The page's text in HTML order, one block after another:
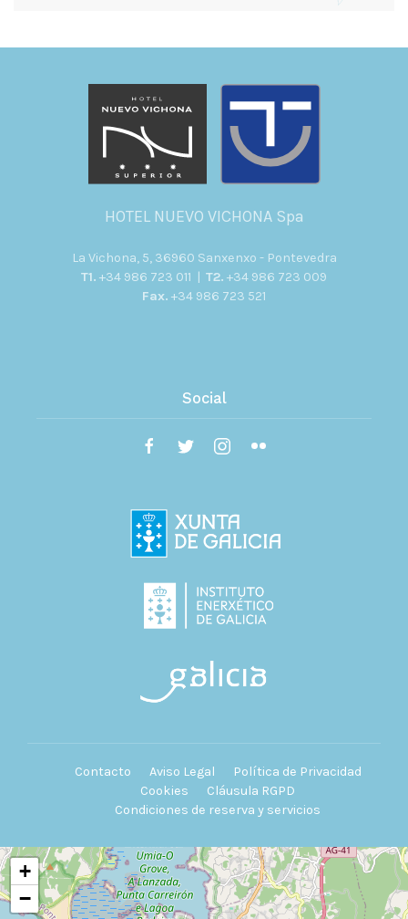
HOTEL NUEVO VICHONA Spa
La Vichona, 5, 36960 Sanxenxo - Pontevedra
T1. +34 986 723 011 | T2. +34 986 723 009
Fax. +34 986 723 521
Social
Contacto Aviso Legal
Política de Privacidad
Cookies
Cláusula RGPD
Condiciones de reserva y servicios
+
−